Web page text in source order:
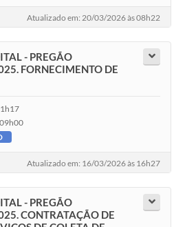
Atualizado em: 20/03/2026 às 08h22
- PREGÃO
FORNECIMENTO DE
Atualizado em: 16/03/2026 às 16h27
- PREGÃO
CONTRATAÇÃO DE